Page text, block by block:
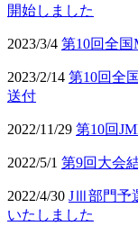
開始しました
2023/3/4 第10回全
2023/2/14 第10回全
送付
2022/11/29 第10回
2022/5/1 第9回大会
2022/4/30 JⅢ部門予
いたしました